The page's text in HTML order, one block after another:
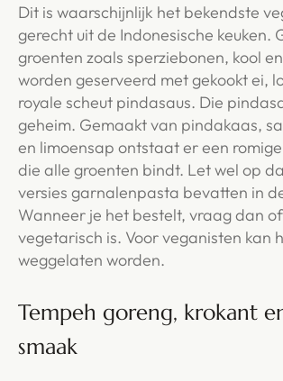
Dit is waarschijnlijk het bekendste
gerecht uit de Indonesische keuken.
groenten zoals sperziebonen, kool
worden geserveerd met gekookt ei,
royale scheut pindasaus. Die
geheim. Gemaakt van pindakaas,
en limoensap ontstaat er een
die alle groenten bindt. Let wel op
versies garnalenpasta bevatten in
Wanneer je het bestelt, vraag dan
vegetarisch is. Voor veganisten kan
weggelaten worden.
Tempeh goreng, krokant
smaak